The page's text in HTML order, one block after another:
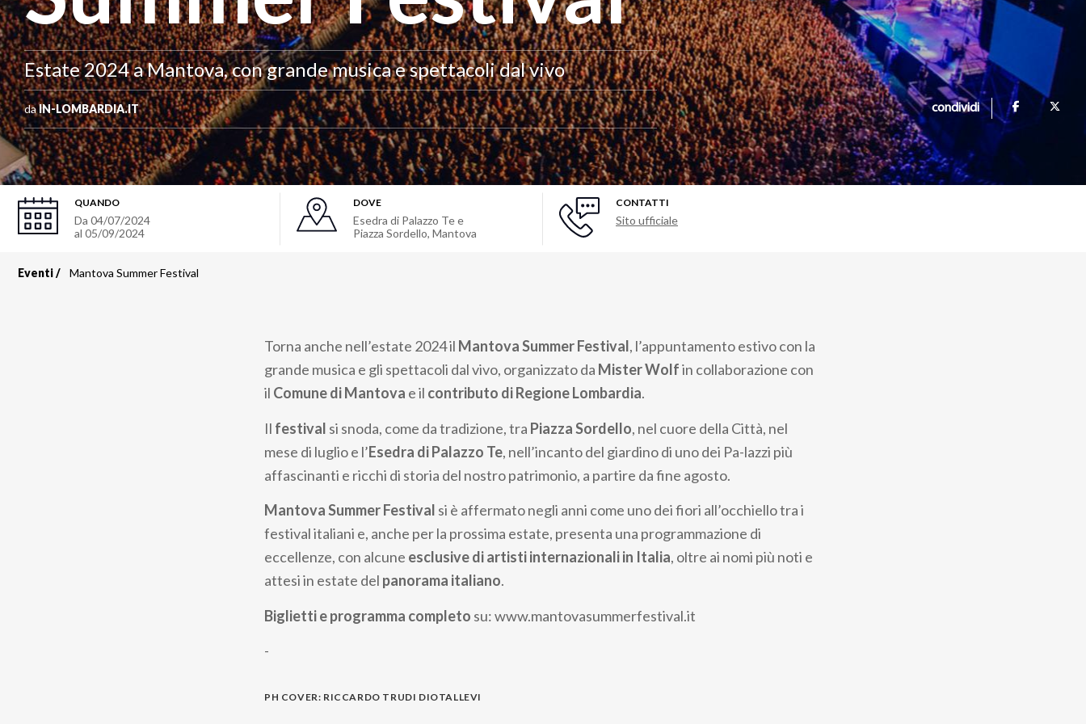
Estate 2024 a Mantova, con grande musica e spettacoli dal vivo
daIN-LOMBARDIA.IT condividi
QUANDO
Da 04/07/2024
al 05/09/2024
DOVE
Esedra di Palazzo Te e
Piazza Sordello, Mantova
CONTATTI
Sito ufficiale
Eventi Mantova Summer Festival
Torna anche nell’estate 2024 il Mantova Summer Festival, l’appuntamento estivo con la
grande musica e gli spettacoli dal vivo, organizzato da Mister Wolfin collaborazione con
il Comune di Mantova e il contributo di Regione Lombardia.
Il festival si snoda, come da tradizione, tra Piazza Sordello, nel cuore della Città, nel
mese di luglio e l’Esedra di Palazzo Te, nell’incanto del giardino di uno dei Pa-lazzi più
affascinanti e ricchi di storia del nostro patrimonio, a partire da fine agosto.
Mantova Summer Festival si è affermato negli anni come uno dei fiori all’occhiello tra i
festival italiani e, anche per la prossima estate, presenta una programmazione di
eccellenze, con alcune esclusive di artisti internazionali in Italia, oltre ai nomi più noti e
attesi in estate del panorama italiano.
Biglietti e programma completo su: www.mantovasummerfestival.it
-
PH COVER: RICCARDO TRUDI DIOTALLEVI